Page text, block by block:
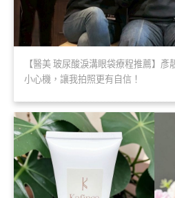
【醫美 玻尿酸淚溝眼袋療程推薦】
小心機，讓我拍照更有自信！